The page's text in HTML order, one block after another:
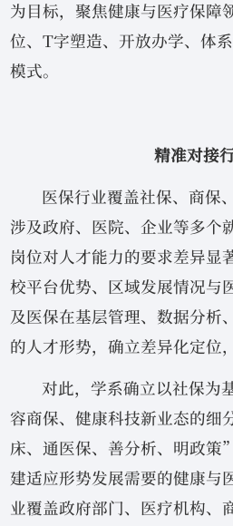
为目标，聚焦健康与医疗保障
位、T字塑造、开放办学、体
模式。
精准对接
医保行业覆盖社保、商保
涉及政府、医院、企业等多个
岗位对人才能力的要求差异显
校平台优势、区域发展情况与
及医保在基层管理、数据分析
的人才形势，确立差异化定位
对此，学系确立以社保为
容商保、健康科技新业态的细
床、通医保、善分析、明政
建适应形势发展需要的健康与
业覆盖政府部门、医疗机构、